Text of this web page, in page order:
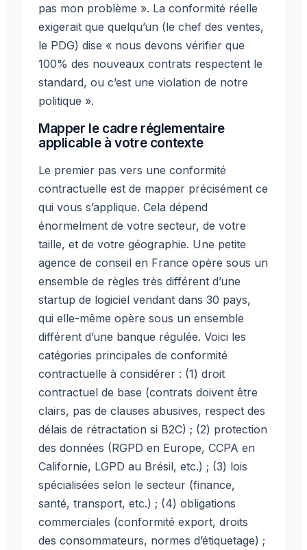
pas mon problème ». La conformité réelle
exigerait que quelqu’un (le chef des ventes,
le PDG) dise « nous devons vérifier que
100% des nouveaux contrats respectent le
standard, ou c’est une violation de notre
politique ».
Mapper le cadre réglementaire
applicable à votre contexte
Le premier pas vers une conformité
contractuelle est de mapper précisément ce
qui vous s’applique. Cela dépend
énormelment de votre secteur, de votre
taille, et de votre géographie. Une petite
agence de conseil en France opère sous un
ensemble de règles très différent d’une
startup de logiciel vendant dans 30 pays,
qui elle-même opère sous un ensemble
différent d’une banque régulée. Voici les
catégories principales de conformité
contractuelle à considérer : (1) droit
contractuel de base (contrats doivent être
clairs, pas de clauses abusives, respect des
délais de rétractation si B2C) ; (2) protection
des données (RGPD en Europe, CCPA en
Californie, LGPD au Brésil, etc.) ; (3) lois
spécialisées selon le secteur (finance,
santé, transport, etc.) ; (4) obligations
commerciales (conformité export, droits
des consommateurs, normes d’étiquetage) ;